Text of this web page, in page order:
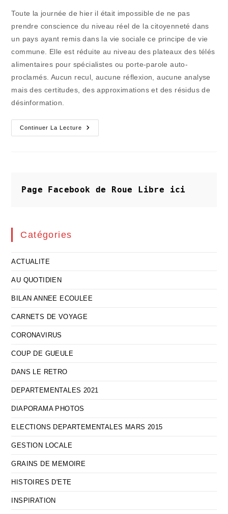
Toute la journée de hier il était impossible de ne pas
prendre conscience du niveau réel de la citoyenneté dans
un pays ayant remis dans la vie sociale ce principe de vie
commune. Elle est réduite au niveau des plateaux des télés
alimentaires pour spécialistes ou porte-parole auto-
proclamés. Aucun recul, aucune réflexion, aucune analyse
mais des certitudes, des approximations et des résidus de
désinformation.
Continuer La Lecture
Le
Pouvoir
Page Facebook de Roue Libre ici
Catégories
ACTUALITE
AU QUOTIDIEN
BILAN ANNEE ECOULEE
CARNETS DE VOYAGE
CORONAVIRUS
COUP DE GUEULE
DANS LE RETRO
DEPARTEMENTALES 2021
DIAPORAMA PHOTOS
ELECTIONS DEPARTEMENTALES MARS 2015
GESTION LOCALE
GRAINS DE MEMOIRE
HISTOIRES D'ETE
INSPIRATION